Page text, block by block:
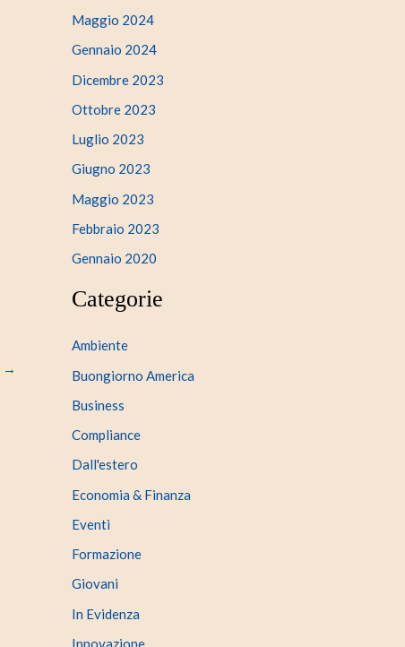
→
Maggio 2024
Gennaio 2024
Dicembre 2023
Ottobre 2023
Luglio 2023
Giugno 2023
Maggio 2023
Febbraio 2023
Gennaio 2020
Categorie
Ambiente
Buongiorno America
Business
Compliance
Dall'estero
Economia & Finanza
Eventi
Formazione
Giovani
In Evidenza
Innovazione